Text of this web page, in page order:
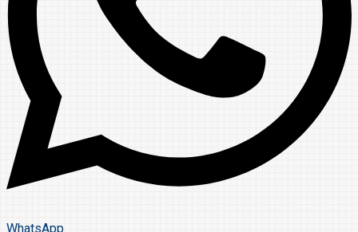
WhatsApp